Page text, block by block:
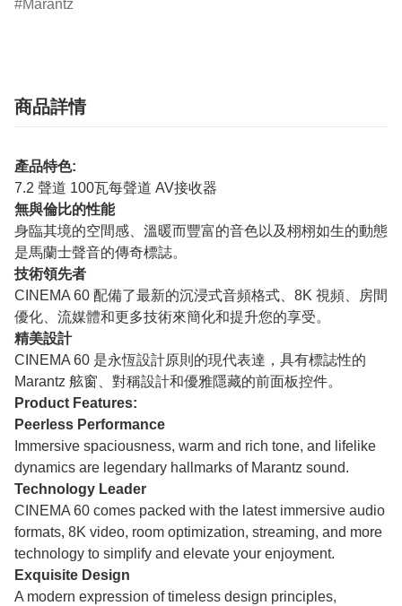
Marantz
商品詳情
產品特色:
7.2 聲道 100瓦每聲道 AV接收器
無與倫比的性能
身臨其境的空間感、溫暖而豐富的音色以及栩栩如生的動態
是馬蘭士聲音的傳奇標誌。
技術領先者
CINEMA 60 配備了最新的沉浸式音頻格式、8K 視頻、房間
優化、流媒體和更多技術來簡化和提升您的享受。
精美設計
CINEMA 60 是永恆設計原則的現代表達，具有標誌性的
Marantz 舷窗、對稱設計和優雅隱藏的前面板控件。
Product Features:
Peerless Performance
Immersive spaciousness, warm and rich tone, and lifelike
dynamics are legendary hallmarks of Marantz sound.
Technology Leader
CINEMA 60 comes packed with the latest immersive audio
formats, 8K video, room optimization, streaming, and more
technology to simplify and elevate your enjoyment.
Exquisite Design
A modern expression of timeless design principles,